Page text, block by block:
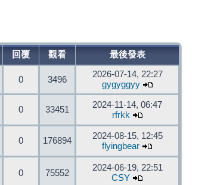
回覆 觀看 最後發表
0 3496
2026-07-14, 22:27
gygyggyy
0 33451
2024-11-14, 06:47
rfrkk
0 176894
2024-08-15, 12:45
flyingbear
0 75552
2024-06-19, 22:51
CSY